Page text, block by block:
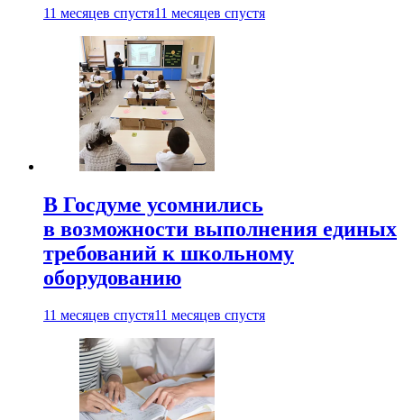
11 месяцев спустя11 месяцев спустя
В Госдуме усомнились
в возможности выполнения единых
требований к школьному
оборудованию
11 месяцев спустя11 месяцев спустя